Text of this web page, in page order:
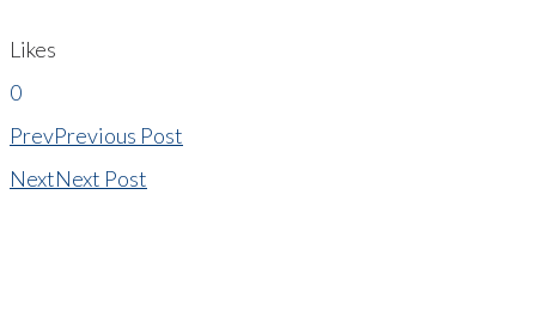
Likes
0
PrevPrevious Post
NextNext Post